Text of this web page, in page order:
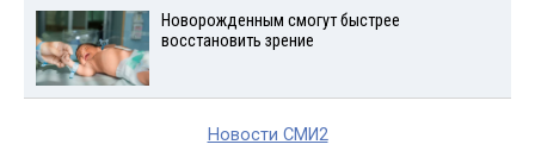
Новорожденным смогут быстрее
восстановить зрение
Новости СМИ2